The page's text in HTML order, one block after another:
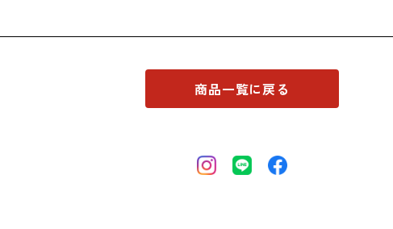
商品一覧に戻る